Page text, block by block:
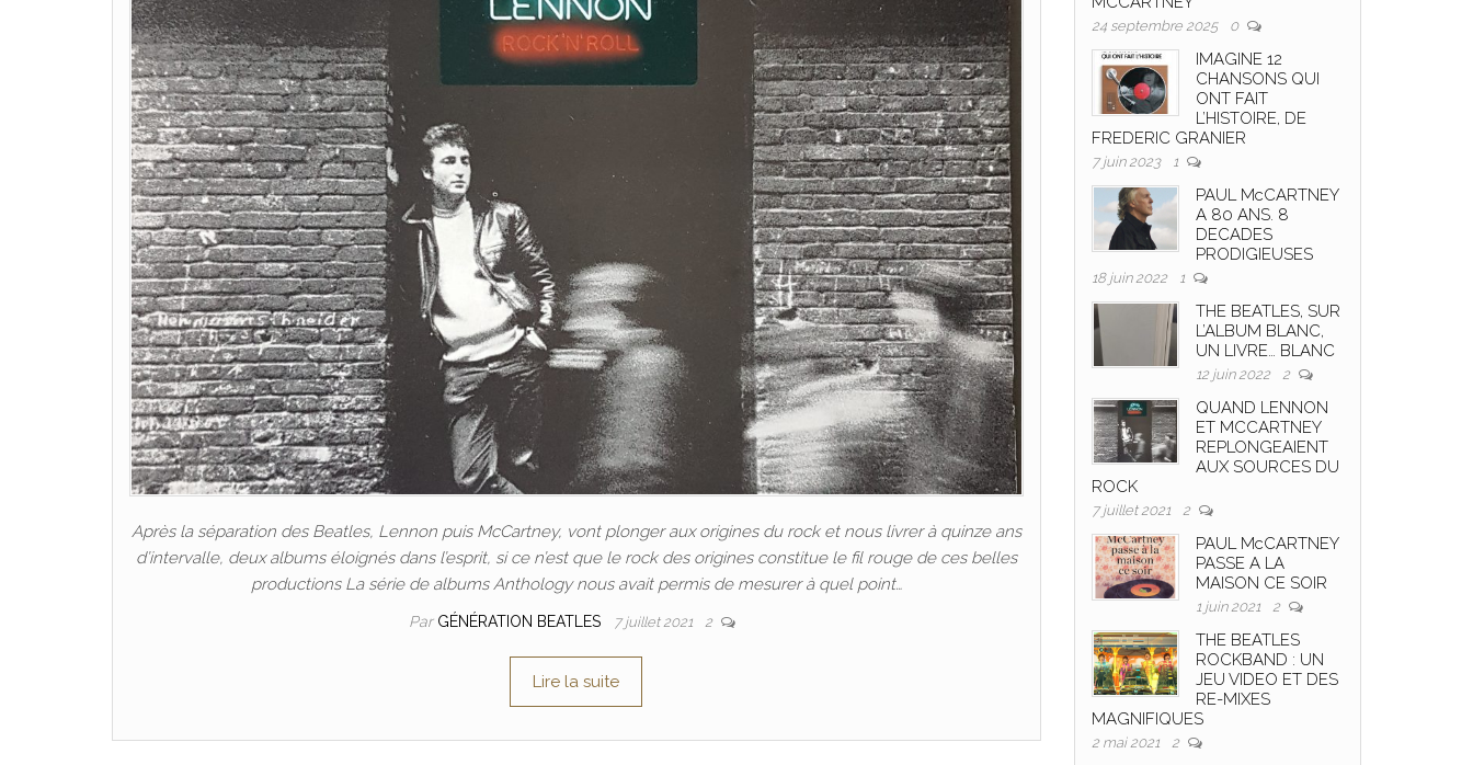
Après la séparation des Beatles, Lennon puis McCartney, vont plonger aux origines du rock et nous livrer à quinze ans
d’intervalle, deux albums éloignés dans l’esprit, si ce n’est que le rock des origines constitue le fil rouge de ces belles
productions La série de albums Anthology nous avait permis de mesurer à quel point…
Par GÉNÉRATION BEATLES 7 juillet 2021 2
Lire la suite
24 septembre 2025 0
IMAGINE 12
CHANSONS QUI
ONT FAIT
L’HISTOIRE, DE
FREDERIC GRANIER
7 juin 2023 1
PAUL McCARTNEY
A 80 ANS. 8
DECADES
PRODIGIEUSES
18 juin 2022 1
THE BEATLES, SUR
L’ALBUM BLANC,
UN LIVRE… BLANC
12 juin 2022 2
QUAND LENNON
ET MCCARTNEY
REPLONGEAIENT
AUX SOURCES DU
ROCK
7 juillet 2021 2
PAUL McCARTNEY
PASSE A LA
MAISON CE SOIR
1 juin 2021 2
THE BEATLES
ROCKBAND : UN
JEU VIDEO ET DES
RE-MIXES
MAGNIFIQUES
2 mai 2021 2